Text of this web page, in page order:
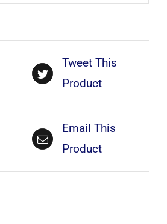
Tweet This
Product
Email This
Product